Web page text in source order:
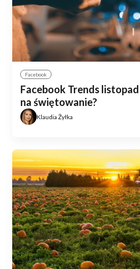
Facebook
Facebook Trends
na świętowanie?
Klaudia Żyłka